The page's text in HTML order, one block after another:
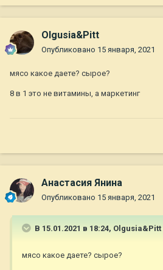
Olgusia&Pitt
Опубликовано 15 января, 2021
мясо какое даете? сырое?
8 в 1 это не витамины, а маркетинг
Анастасия Янина
Опубликовано 15 января, 2021
В 15.01.2021 в 18:24, Olgusia&Pitt
мясо какое даете? сырое?